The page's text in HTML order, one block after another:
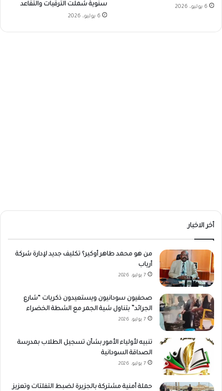
6 يوليو، 2026
سنوية شملت الترقيات والتقاعد
6 يوليو، 2026
أخر الاخبار
من هو محمد طاهر أوكير؟ تكليف جديد لإدارة شركة
أرياب
7 يوليو، 2026
صحفيون سودانيون ويستعيدون ذكريات “شارع
الجرائد” بتناول شية الجمر مع الشطة الخضراء
7 يوليو، 2026
تنبيه لأولياء الأمور بشأن تسجيل الطلاب بمدرسة
الصداقة السودانية
7 يوليو، 2026
حملة أمنية مشتركة بالجزيرة لضبط التفلتات وتعزيز